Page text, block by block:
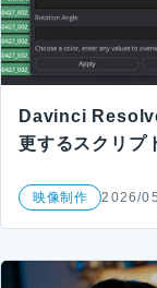
Davinci
更するスクリプ
映像制作 2026/